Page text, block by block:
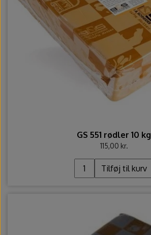
GS 551 rødler 10 kg
115,00 kr.
Tilføj til kurv